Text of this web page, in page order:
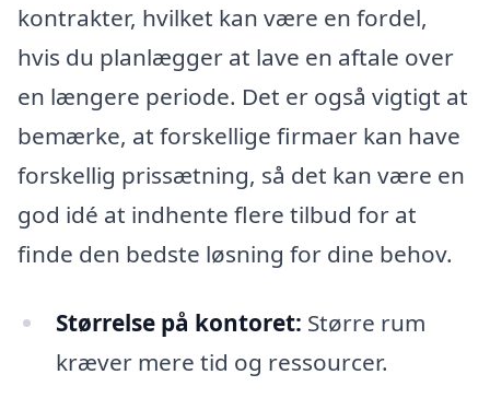
kontrakter, hvilket kan være en fordel,
hvis du planlægger at lave en aftale over
en længere periode. Det er også vigtigt at
bemærke, at forskellige firmaer kan have
forskellig prissætning, så det kan være en
god idé at indhente flere tilbud for at
finde den bedste løsning for dine behov.
Størrelse på kontoret: Større rum
kræver mere tid og ressourcer.